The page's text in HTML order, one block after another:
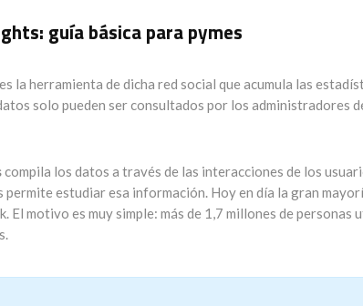
guía básica para pymes
la herramienta de dicha red social que acumula las
solo pueden ser consultados por los administradores
compila los datos a través de las interacciones de los
permite estudiar esa información. Hoy en día la gran
El motivo es muy simple: más de 1,7 millones de personas